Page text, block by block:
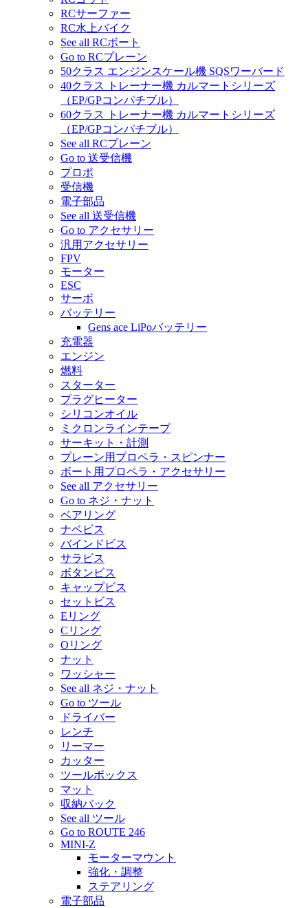
RCサーファー
RC水上バイク
See all RCボート
Go to RCプレーン
50クラス エンジンスケール機 SQSワーバード
40クラス トレーナー機 カルマートシリーズ
（EP/GPコンパチブル）
60クラス トレーナー機 カルマートシリーズ
（EP/GPコンパチブル）
See all RCプレーン
Go to 送受信機
プロポ
受信機
電子部品
See all 送受信機
Go to アクセサリー
汎用アクセサリー
FPV
モーター
ESC
サーボ
バッテリー
Gens ace LiPoバッテリー
充電器
エンジン
燃料
スターター
プラグヒーター
シリコンオイル
ミクロンラインテープ
サーキット・計測
プレーン用プロペラ・スピンナー
ボート用プロペラ・アクセサリー
See all アクセサリー
Go to ネジ・ナット
ベアリング
ナベビス
バインドビス
サラビス
ボタンビス
キャップビス
セットビス
Eリング
Cリング
Oリング
ナット
ワッシャー
See all ネジ・ナット
Go to ツール
ドライバー
レンチ
リーマー
カッター
ツールボックス
マット
収納バック
See all ツール
Go to ROUTE 246
MINI-Z
モーターマウント
強化・調整
ステアリング
電子部品